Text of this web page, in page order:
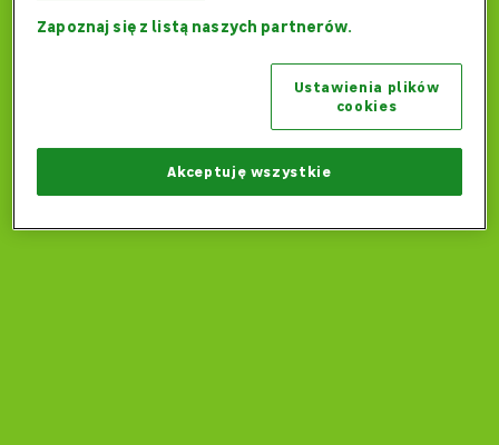
Ups... Coś poszło nie tak...
Czy możemy wrócić na stronę główną?
Wróć na stronę główną
Zapoznaj się z listą naszych partnerów.
Ustawienia plików
cookies
Akceptuję wszystkie